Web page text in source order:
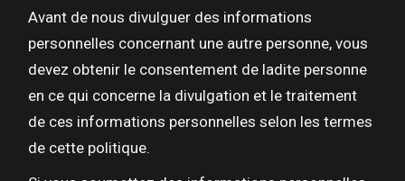
Avant de nous divulguer des informations
personnelles concernant une autre personne, vous
devez obtenir le consentement de ladite personne
en ce qui concerne la divulgation et le traitement
de ces informations personnelles selon les termes
de cette politique.